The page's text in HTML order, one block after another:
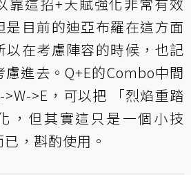
是目前的迪亞布羅在這方面
以在考慮陣容的時候，也記
進去。Q+E的Combo中間
>E，可以把 「烈焰重踏
，但其實這只是一個小技
，斟酌使用。